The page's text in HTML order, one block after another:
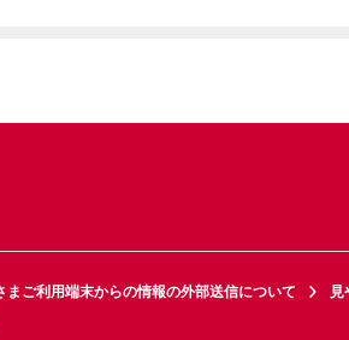
まご利用端末からの情報の外部送信について
見